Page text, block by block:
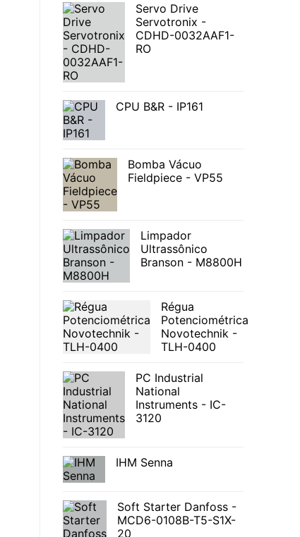
Servo Drive
Servotronix -
CDHD-0032AAF1-
RO
CPU B&R - IP161
Bomba Vácuo
Fieldpiece - VP55
Limpador
Ultrassônico
Branson - M8800H
Régua
Potenciométrica
Novotechnik -
TLH-0400
PC Industrial
National
Instruments - IC-
3120
IHM Senna
Soft Starter Danfoss -
MCD6-0108B-T5-S1X-
20